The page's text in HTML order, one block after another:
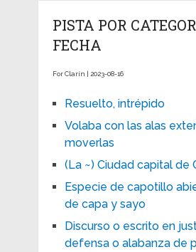
PISTA POR
FECHA
For Clarín | 2023-08-16
Resuelto, intrépido
Volaba con las alas
moverlas
(La ~) Ciudad capital de
Especie de capotillo
de capa y sayo
Discurso o escrito en
defensa o alabanza de